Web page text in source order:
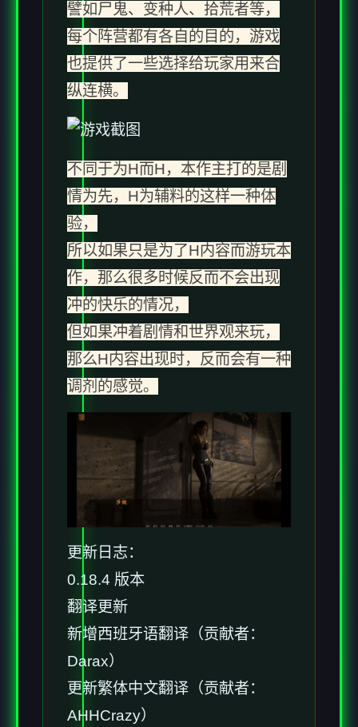
譬如尸鬼、变种人、拾荒者等，
每个阵营都有各自的目的，游戏
也提供了一些选择给玩家用来合
纵连横。
不同于为H而H，本作主打的是剧
情为先，H为辅料的这样一种体
验，
所以如果只是为了H内容而游玩本
作，那么很多时候反而不会出现
冲的快乐的情况，
但如果冲着剧情和世界观来玩，
那么H内容出现时，反而会有一种
调剂的感觉。
更新日志：
0.18.4 版本
翻译更新
新增西班牙语翻译（贡献者：
Darax）
更新繁体中文翻译（贡献者：
AHHCrazy）